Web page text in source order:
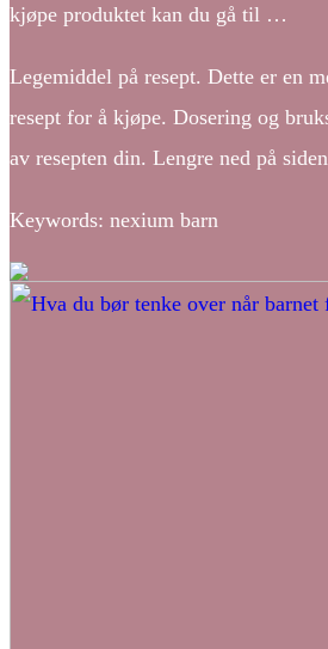
kjøpe produktet kan du gå til …
Legemiddel på resept. Dette er en
resept for å kjøpe. Dosering og
av resepten din. Lengre ned på
Keywords: nexium barn